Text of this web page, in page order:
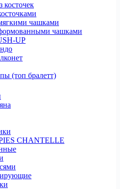
косточек
чашками
чашками
UP
(топ бралетт)
CHANTELLE